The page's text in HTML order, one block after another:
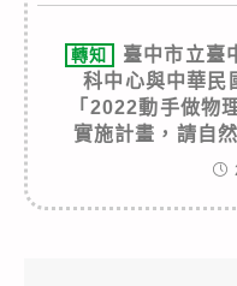
轉知
臺中市立臺
科中心與中華民
「2022動手做物
實施計畫，請自